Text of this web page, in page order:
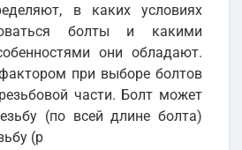
в каких условиях
болты и какими
они обладают.
при выборе болтов
части. Болт может
(по всей длине болта)
(р